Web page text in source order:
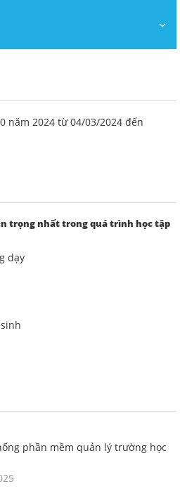
năm 2024 từ 04/03/2024 đến
trọng nhất trong quá trình học tập
dạy
phần mềm quản lý trường học